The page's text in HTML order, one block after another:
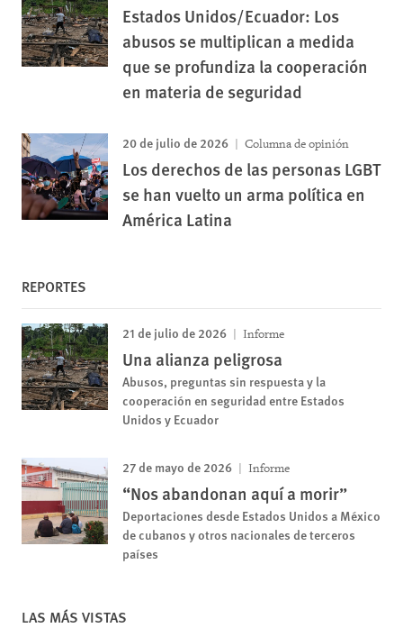
Estados Unidos/Ecuador: Los
abusos se multiplican a medida
que se profundiza la cooperación
en materia de seguridad
20 de julio de 2026 Columna de opinión
Los derechos de las personas LGBT
se han vuelto un arma política en
América Latina
REPORTES
21 de julio de 2026 Informe
Una alianza peligrosa
Abusos, preguntas sin respuesta y la
cooperación en seguridad entre Estados
Unidos y Ecuador
27 de mayo de 2026 Informe
“Nos abandonan aquí a morir”
Deportaciones desde Estados Unidos a México
de cubanos y otros nacionales de terceros
países
LAS MÁS VISTAS